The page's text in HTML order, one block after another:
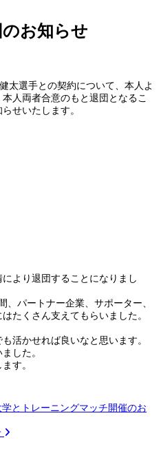
お知らせ
太選手との契約について、本人よ
人両者合意のもと退団となるこ
せいたします。
より退団することになりまし
パートナー企業、サポーター、
たくさん支えてもらいました。
活かせれば良いなと思います。
した。
す。
とトレーニングマッチ開催のお